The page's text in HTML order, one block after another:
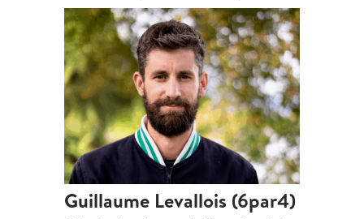
Guillaume Levallois (6par4)